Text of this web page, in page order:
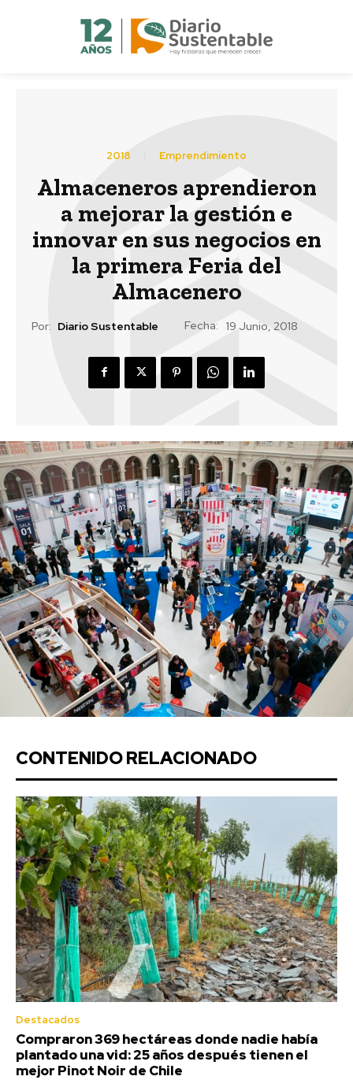
2018 Emprendimiento
Almaceneros aprendieron
a mejorar la gestión e
innovar en sus negocios en
la primera Feria del
Almacenero
Por: Diario Sustentable Fecha: 19 Junio, 2018
CONTENIDO RELACIONADO
Destacados
Compraron 369 hectáreas donde nadie había
plantado una vid: 25 años después tienen el
mejor Pinot Noir de Chile